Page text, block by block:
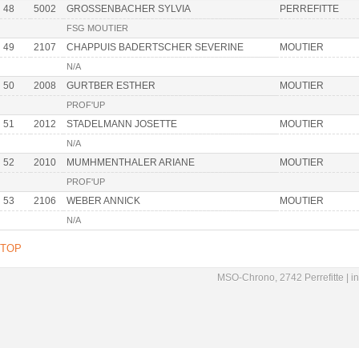
48 5002 GROSSENBACHER SYLVIA PERREFITTE
FSG MOUTIER
49 2107 CHAPPUIS BADERTSCHER SEVERINE MOUTIER
N/A
50 2008 GURTBER ESTHER MOUTIER
PROF'UP
51 2012 STADELMANN JOSETTE MOUTIER
N/A
52 2010 MUMHMENTHALER ARIANE MOUTIER
PROF'UP
53 2106 WEBER ANNICK MOUTIER
N/A
TOP
MSO-Chrono, 2742 Perrefitte |